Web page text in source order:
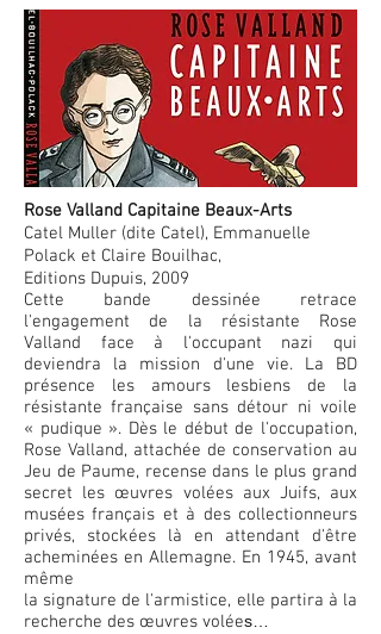
Rose Valland Capitaine Beaux-Arts
Catel Muller (dite Catel), Emmanuelle
Polack et Claire Bouilhac,
Editions Dupuis, 2009
Cette bande dessinée retrace
l'engagement de la résistante Rose
Valland face à l'occupant nazi qui
deviendra la mission d'une vie. La BD
présence les amours lesbiens de la
résistante française sans détour ni voile
« pudique ». Dès le début de l'occupation,
Rose Valland, attachée de conservation au
Jeu de Paume, recense dans le plus grand
secret les œuvres volées aux Juifs, aux
musées français et à des collectionneurs
privés, stockées là en attendant d'être
acheminées en Allemagne. En 1945, avant
même
la signature de l'armistice, elle partira à la
recherche des œuvres volées…